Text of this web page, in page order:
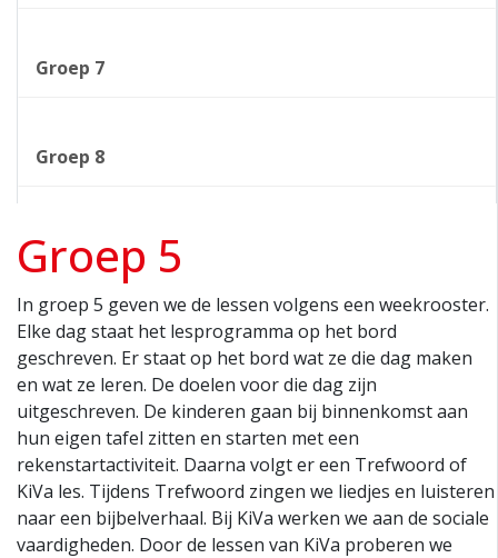
Groep 7
Groep 8
Groep 5
In groep 5 geven we de lessen volgens een weekrooster.
Elke dag staat het lesprogramma op het bord
geschreven. Er staat op het bord wat ze die dag maken
en wat ze leren. De doelen voor die dag zijn
uitgeschreven. De kinderen gaan bij binnenkomst aan
hun eigen tafel zitten en starten met een
rekenstartactiviteit. Daarna volgt er een Trefwoord of
KiVa les. Tijdens Trefwoord zingen we liedjes en luisteren
naar een bijbelverhaal. Bij KiVa werken we aan de sociale
vaardigheden. Door de lessen van KiVa proberen we